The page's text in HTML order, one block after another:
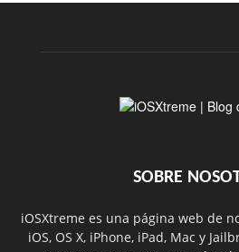
SOBRE
iOSXtreme es una página web de
iOS, OS X, iPhone, iPad, Mac y